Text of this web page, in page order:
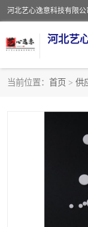
河北艺
当前位置： 首页 > 供
离子色谱预处理